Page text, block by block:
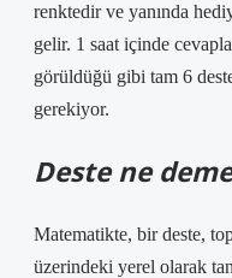
renktedir ve yanında
gelir. 1 saat içinde
görüldüğü gibi tam 6
gerekiyor.
Deste ne
Matematikte, bir deste,
üzerindeki yerel olarak